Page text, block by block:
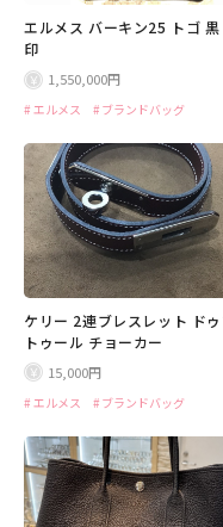
エルメス バーキン25 トゴ 黒
印
1,550,000円
エルメス ブランドバッグ
ケリー 2連ブレスレット ド
トゥール チョーカー
15,000円
エルメス ブランドバッグ